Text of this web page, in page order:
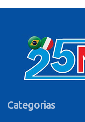
Categorias